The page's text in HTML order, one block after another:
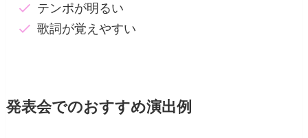
テンポが明るい
歌詞が覚えやすい
発表会でのおすすめ演出例